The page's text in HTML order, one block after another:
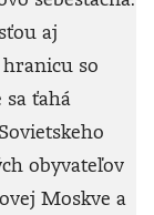
aj
so
ťahá
obyvateľov
Moskve a